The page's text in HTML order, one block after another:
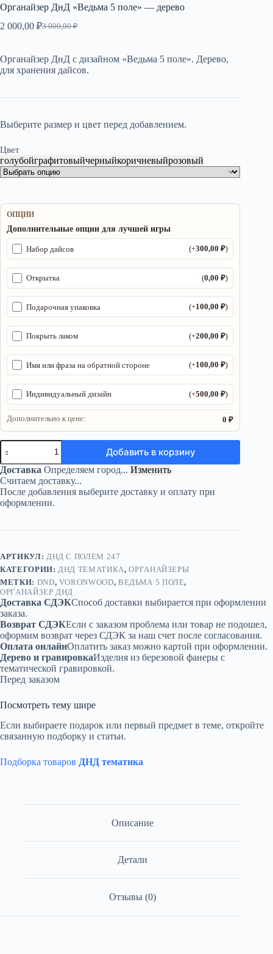
Органайзер ДнД «Ведьма 5 поле» — дерево
3 000,00₽
Первоначальная
3
000,00 ₽.
2 000,00 ₽
Текущая
000,00 ₽.
Органайзер ДнД с дизайном «Ведьма 5 поле». Дерево,
для хранения дайсов.
Выберите размер и цвет перед добавлением.
Цвет
голубойграфитовыйчерныйкоричневыйрозовый
ОПЦИИ
Дополнительные опции для лучшей игры
Набор дайсов (+300,00₽)
Открытка (0,00₽)
Подарочная упаковка (+100,00₽)
Покрыть лаком (+200,00₽)
Имя или фраза на обратной стороне (+100,00₽)
Индивидуальный дизайн (+500,00₽)
Дополнительно к цене: 0 ₽
Количество
товара
Органайзер
ДнД
«Ведьма
5
поле»
Добавить в корзину
Доставка Определяем город... Изменить
Считаем доставку...
После добавления выберите доставку и оплату при
оформлении.
АРТИКУЛ: ДНД С ПОЛЕМ 247
КАТЕГОРИИ: ДНД ТЕМАТИКА,ОРГАНАЙЗЕРЫ
МЕТКИ: DND, VORONWOOD, ВЕДЬМА 5 ПОЛЕ,
ОРГАНАЙЗЕР ДНД
Доставка СДЭКСпособ доставки выбирается при оформлении
заказа.
Возврат СДЭКЕсли с заказом проблема или товар не подошел,
оформим возврат через СДЭК за наш счет после согласования.
Оплата онлайнОплатить заказ можно картой при оформлении.
Дерево и гравировкаИзделия из березовой фанеры с
тематической гравировкой.
Перед заказом
Посмотреть тему шире
Если выбираете подарок или первый предмет в теме, откройте
связанную подборку и статьи.
Подборка товаров ДНД тематика
Описание
Детали
Отзывы (0)